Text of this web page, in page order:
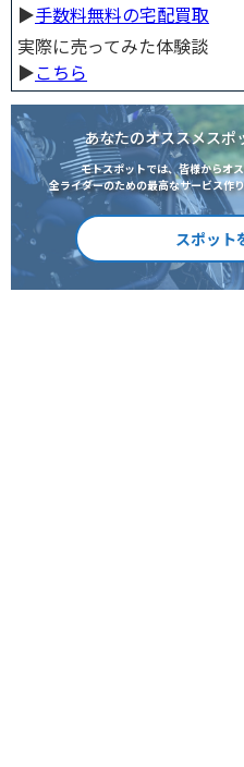
▶︎手数料無料の宅配買取
実際に売ってみた体験談
▶︎こちら
あなたのオススメスポ
モトスポットでは、皆様からオ
全ライダーのための最高なサービス作
スポット